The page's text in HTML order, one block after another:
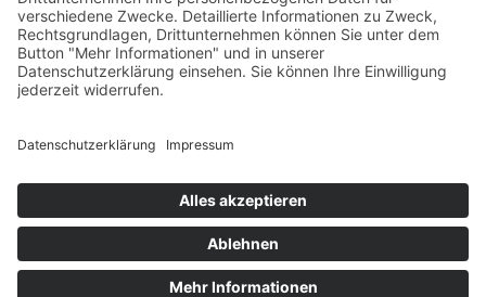
©Weingut Goger
Datenschutz
Impressum